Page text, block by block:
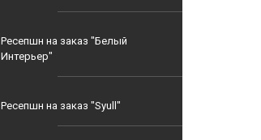
Ресепшн на заказ "Белый
Интерьер"
Ресепшн на заказ "Syull"